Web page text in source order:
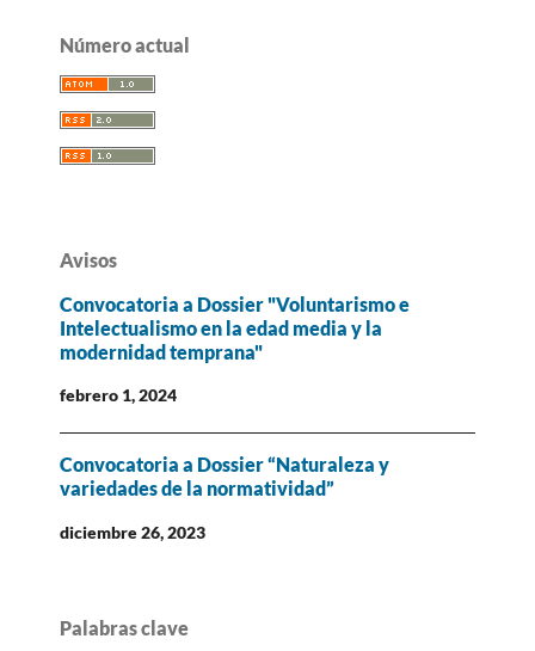
Número actual
Avisos
Convocatoria a Dossier "Voluntarismo e
Intelectualismo en la edad media y la
modernidad temprana"
febrero 1, 2024
Convocatoria a Dossier “Naturaleza y
variedades de la normatividad”
diciembre 26, 2023
Palabras clave